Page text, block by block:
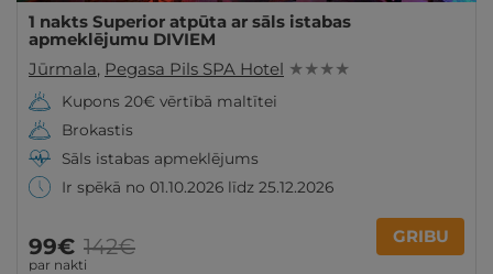
1 nakts Superior atpūta ar sāls istabas
apmeklējumu DIVIEM
Jūrmala, Pegasa Pils SPA Hotel ★ ★ ★ ★
Kupons 20€ vērtībā maltītei
Brokastis
Sāls istabas apmeklējums
Ir spēkā no 01.10.2026 līdz 25.12.2026
99€
par nakti
142€ GRIBU